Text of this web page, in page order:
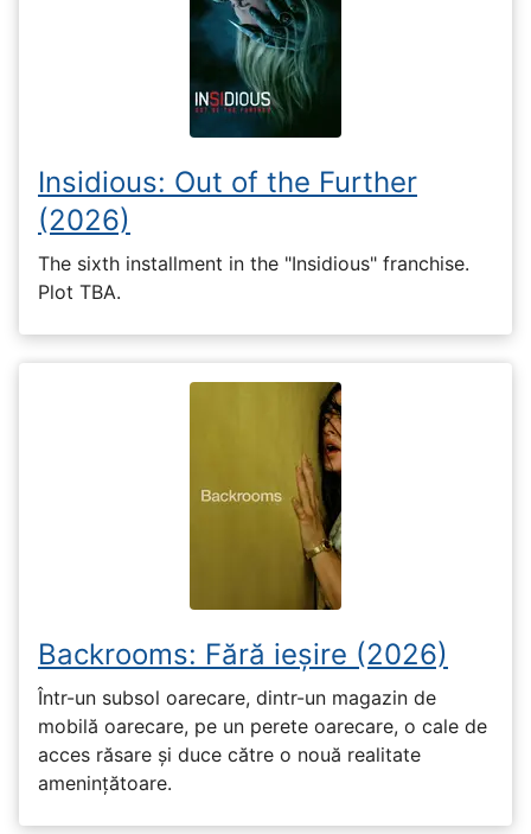
Insidious: Out of the Further
(2026)
The sixth installment in the "Insidious" franchise.
Plot TBA.
Backrooms: Fără ieșire (2026)
Într-un subsol oarecare, dintr-un magazin de
mobilă oarecare, pe un perete oarecare, o cale de
acces răsare și duce către o nouă realitate
amenințătoare.